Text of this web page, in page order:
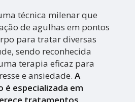
técnica milenar que
de agulhas em pontos
para tratar diversas
sendo reconhecida
terapia eficaz para
e ansiedade.A
é especializada em